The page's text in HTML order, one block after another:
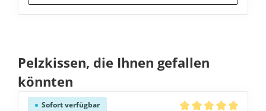
Produktgalerie überspringen
Pelzkissen, die Ihnen gefallen
könnten
Sofort verfügbar